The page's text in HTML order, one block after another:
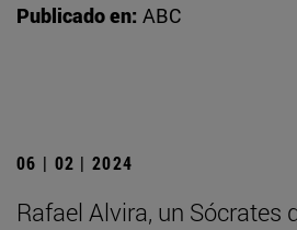
Publicado en: ABC
06 | 02 | 2024
Rafael Alvira, un Sócrates